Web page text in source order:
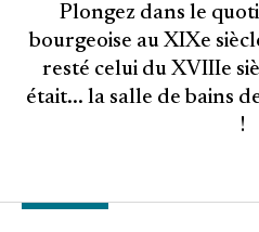
Plongez dans le
bourgeoise au XIXe
resté celui du XVIIIe
était... la salle de bains
!